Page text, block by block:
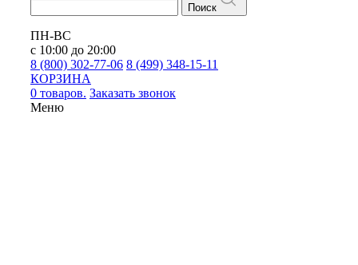
Поиск
ПН-ВС
с 10:00 до 20:00
8 (800) 302-77-06 8 (499) 348-15-11
КОРЗИНА
0 товаров. Заказать звонок
Меню